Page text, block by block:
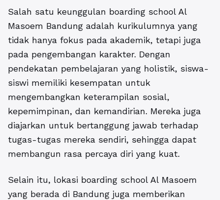
Salah satu keunggulan boarding school Al
Masoem Bandung adalah kurikulumnya yang
tidak hanya fokus pada akademik, tetapi juga
pada pengembangan karakter. Dengan
pendekatan pembelajaran yang holistik, siswa-
siswi memiliki kesempatan untuk
mengembangkan keterampilan sosial,
kepemimpinan, dan kemandirian. Mereka juga
diajarkan untuk bertanggung jawab terhadap
tugas-tugas mereka sendiri, sehingga dapat
membangun rasa percaya diri yang kuat.
Selain itu, lokasi boarding school Al Masoem
yang berada di Bandung juga memberikan